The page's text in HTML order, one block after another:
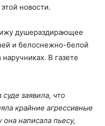
новости.
душераздирающее
и белоснежно-белой
В газете
заявила, что
крайние агрессивные
написала пьесу,